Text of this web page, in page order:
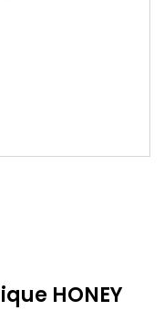
HONEY